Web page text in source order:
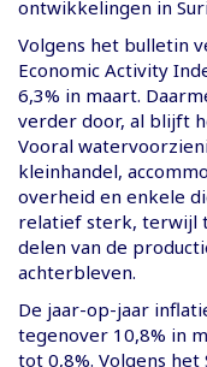
ontwikkelingen in
Volgens het bulletin
Economic Activity
6,3% in maart.
verder door, al blijft
Vooral
kleinhandel,
overheid en enkele
relatief sterk, terwijl
delen van de
achterbleven.
De jaar-op-jaar
tegenover 10,8% in
tot 0,8%. Volgens het